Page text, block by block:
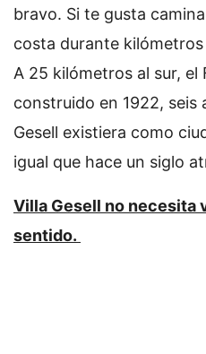
bravo. Si te gusta
costa durante
A 25 kilómetros al sur,
construido en 1922, seis
Gesell existiera como
igual que hace un siglo
Villa Gesell no necesita
sentido.